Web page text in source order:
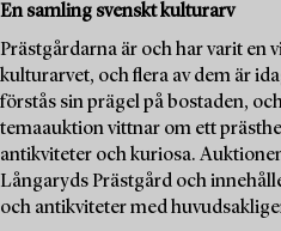
En samling svenskt kulturarv
Prästgårdarna är och har varit en
kulturarvet, och flera av dem är
förstås sin prägel på bostaden,
temaauktion vittnar om ett
antikviteter och kuriosa.
Långaryds Prästgård och
och antikviteter med